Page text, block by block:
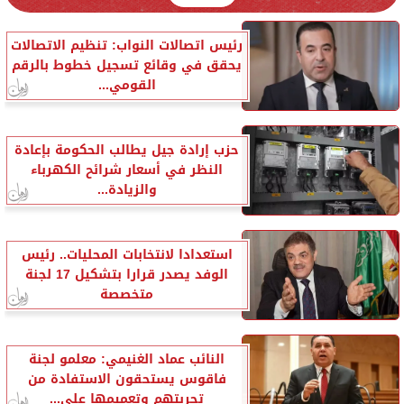
رئيس اتصالات النواب: تنظيم الاتصالات
يحقق في وقائع تسجيل خطوط بالرقم
القومي...
حزب إرادة جيل يطالب الحكومة بإعادة
النظر في أسعار شرائح الكهرباء
والزيادة...
استعدادا لانتخابات المحليات.. رئيس
الوفد يصدر قرارا بتشكيل 17 لجنة
متخصصة
النائب عماد الغنيمي: معلمو لجنة
فاقوس يستحقون الاستفادة من
تجربتهم وتعميمها على...